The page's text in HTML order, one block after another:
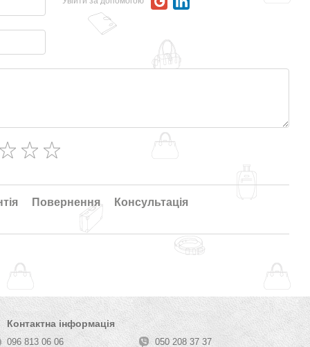
Повернення Консультація
Контактна інформація
096 813 06 06
050 208 37 37